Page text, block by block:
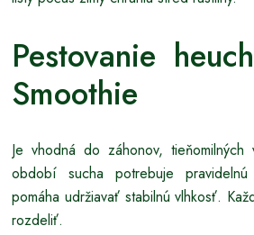
Pestovanie
Smoothie
Je vhodná do záhonov,
období sucha potrebuje pravidelnú
pomáha udržiavať stabilnú vlhkosť.
rozdeliť.